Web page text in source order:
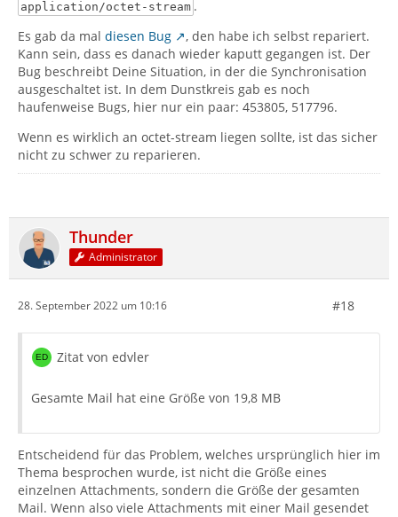
application/octet-stream .
Es gab da mal diesen Bug
, den habe ich selbst repariert.
Kann sein, dass es danach wieder kaputt gegangen ist. Der
Bug beschreibt Deine Situation, in der die Synchronisation
ausgeschaltet ist. In dem Dunstkreis gab es noch
haufenweise Bugs, hier nur ein paar: 453805, 517796.
Wenn es wirklich an octet-stream liegen sollte, ist das sicher
nicht zu schwer zu reparieren.
Thunder
Administrator
28. September 2022 um 10:16 #18
Zitat von edvler
Gesamte Mail hat eine Größe von 19,8 MB
Entscheidend für das Problem, welches ursprünglich hier im
Thema besprochen wurde, ist nicht die Größe eines
einzelnen Attachments, sondern die Größe der gesamten
Mail. Wenn also viele Attachments mit einer Mail gesendet